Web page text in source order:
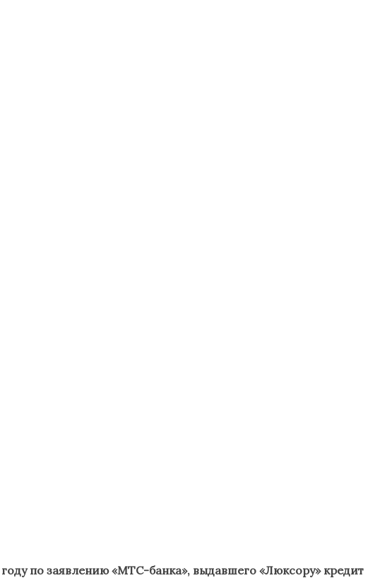
по заявлению «МТС-банка», выдавшего «Люксору» кредит